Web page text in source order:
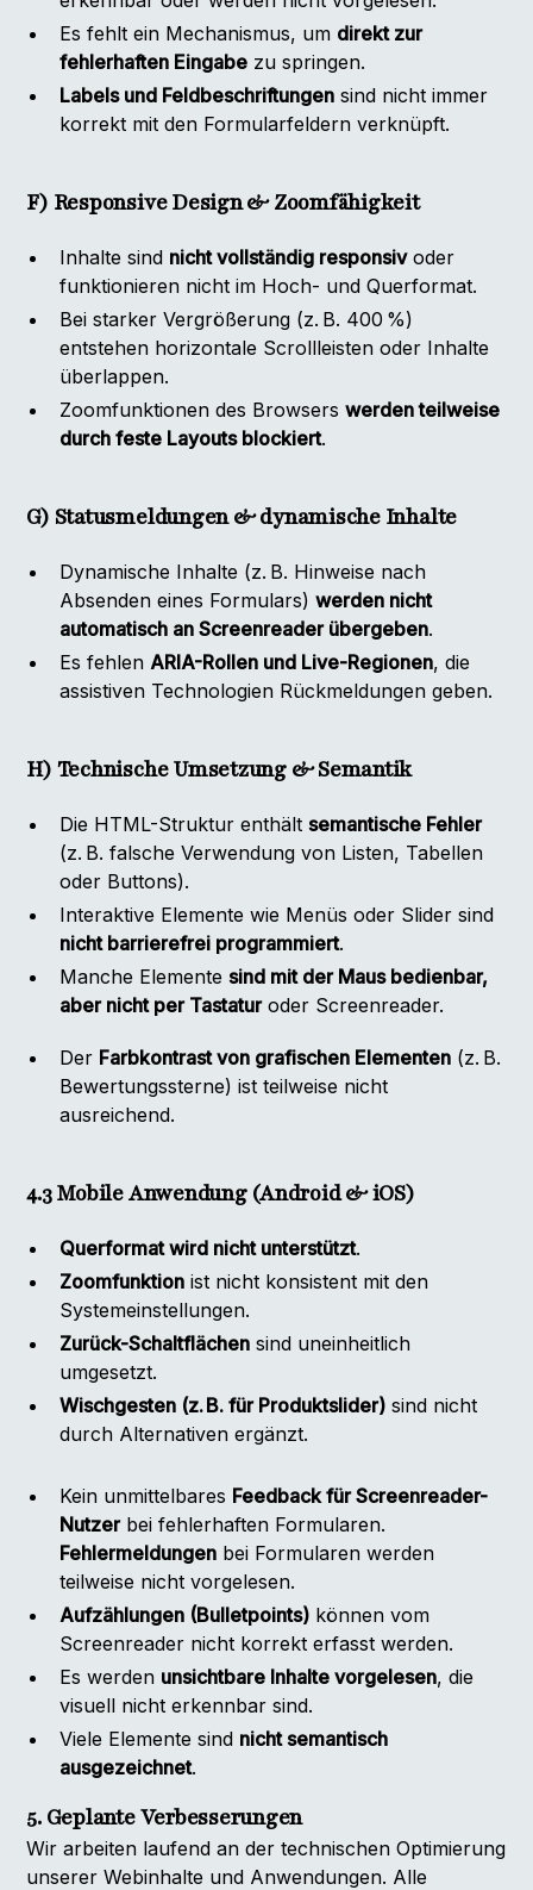
Es fehlt ein Mechanismus, um direkt zur
fehlerhaften Eingabe zu springen.
Labels und Feldbeschriftungen sind nicht immer
korrekt mit den Formularfeldern verknüpft.
F) Responsive Design & Zoomfähigkeit
Inhalte sind nicht vollständig responsivoder
funktionieren nicht im Hoch- und Querformat.
Bei starker Vergrößerung (z. B. 400 %)
entstehen horizontale Scrollleisten oder Inhalte
überlappen.
Zoomfunktionen des Browserswerden teilweise
durch feste Layouts blockiert.
G) Statusmeldungen & dynamische Inhalte
Dynamische Inhalte (z. B. Hinweise nach
Absenden eines Formulars)werden nicht
automatisch an Screenreader übergeben.
Es fehlenARIA-Rollen und Live-Regionen, die
assistiven Technologien Rückmeldungen geben.
H) Technische Umsetzung & Semantik
Die HTML-Struktur enthältsemantische Fehler
(z. B. falsche Verwendung von Listen, Tabellen
oder Buttons).
Interaktive Elemente wie Menüs oder Slider sind
nicht barrierefrei programmiert.
Manche Elementesind mit der Maus bedienbar,
aber nicht per Tastaturoder Screenreader.
Der Farbkontrast von grafischen Elementen (z. B.
Bewertungssterne) ist teilweise nicht
ausreichend.
4.3 Mobile Anwendung (Android & iOS)
Querformat wird nicht unterstützt.
Zoomfunktion ist nicht konsistent mit den
Systemeinstellungen.
Zurück-Schaltflächen sind uneinheitlich
umgesetzt.
Wischgesten (z. B. für Produktslider) sind nicht
durch Alternativen ergänzt.
Kein unmittelbares Feedback für Screenreader-
Nutzerbei fehlerhaften Formularen.
Fehlermeldungen bei Formularen werden
teilweise nicht vorgelesen.
Aufzählungen (Bulletpoints) können vom
Screenreader nicht korrekt erfasst werden.
Es werden unsichtbare Inhalte vorgelesen, die
visuell nicht erkennbar sind.
Viele Elemente sind nicht semantisch
ausgezeichnet.
5. Geplante Verbesserungen
Wir arbeiten laufend an der technischen Optimierung
unserer Webinhalte und Anwendungen. Alle